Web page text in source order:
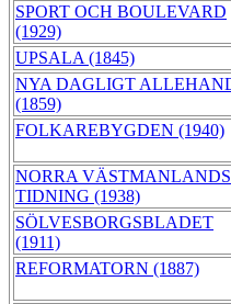
SPORT OCH BOULEVARD
(1929)
UPSALA (1845)
NYA DAGLIGT
(1859)
FOLKAREBYGDEN (1940)
NORRA VÄSTMANLANDS
TIDNING (1938)
SÖLVESBORGSBLADET
(1911)
REFORMATORN (1887)